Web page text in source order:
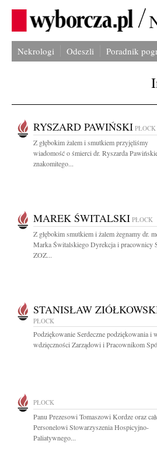
Nekrologi Odeszli Poradnik
RYSZARD PAWIŃSKI PŁOCK
Z głębokim żalem i smutkiem przyjęliśmy
wiadomość o śmierci dr. Ryszarda
znakomitego...
MAREK ŚWITALSKI PŁOCK
Z głębokim smutkiem i żalem żegnamy dr.
Marka Świtalskiego Dyrekcja i pracownicy
ZOZ...
STANISŁAW
PŁOCK
Podziękowanie Serdeczne podziękowania i
wdzięczności Zarządowi i Pracownikom
PŁOCK
Panu Prezesowi Tomaszowi Kordze oraz
Personelowi Stowarzyszenia Hospicyjno-
Paliatywnego...